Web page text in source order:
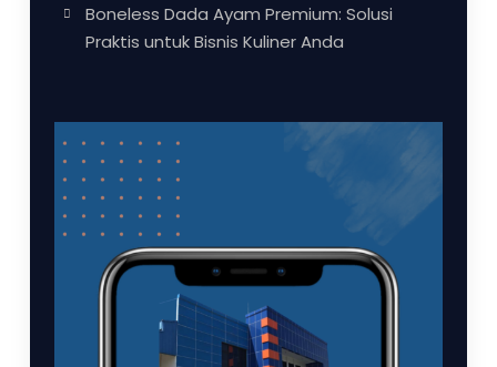
Boneless Dada Ayam Premium: Solusi
Praktis untuk Bisnis Kuliner Anda